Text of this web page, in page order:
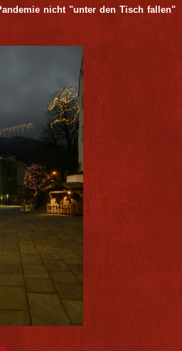
nicht "unter den Tisch fallen"